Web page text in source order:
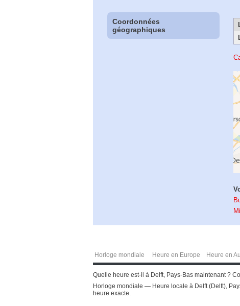
Coordonnées
géographiques
Horloge mondiale Heure en Europe Heure en
Quelle heure est-il à Delft, Pays-Bas maintenant ?
Horloge mondiale — Heure locale à Delft (Delft),
heure exacte.